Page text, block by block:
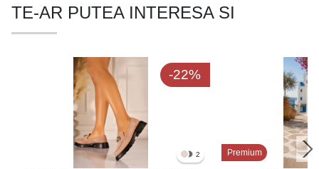
TE-AR PUTEA INTERESA SI
-22%
2 Premium